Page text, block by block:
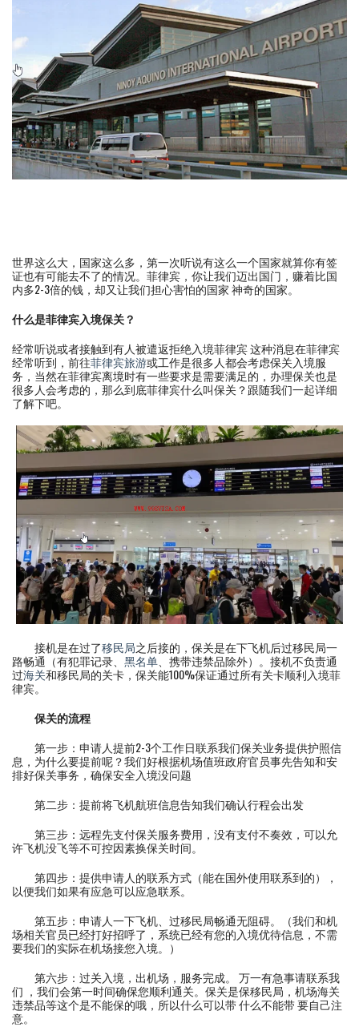
世界这么大，国家这么多，第一次听说有这么一个国家就算你有签
证也有可能去不了的情况。菲律宾，你让我们迈出国门，赚着比国
内多2-3倍的钱，却又让我们担心害怕的国家 神奇的国家。
什么是菲律宾入境保关？
经常听说或者接触到有人被遣返拒绝入境菲律宾 这种消息在菲律宾
经常听到，前往菲律宾旅游或工作是很多人都会考虑保关入境服
务，当然在菲律宾离境时有一些要求是需要满足的，办理保关也是
很多人会考虑的，那么到底菲律宾什么叫保关？跟随我们一起详细
了解下吧。
接机是在过了移民局之后接的，保关是在下飞机后过移民局一
路畅通（有犯罪记录、 黑名单 、携带违禁品除外）。接机不负责通
过海关和移民局的关卡，保关能100%保证通过所有关卡顺利入境菲
律宾。
保关的流程
第一步：申请人提前2-3个工作日联系我们保关业务提供护照信
息，为什么要提前呢？我们好根据机场值班政府官员事先告知和安
排好保关事务，确保安全入境没问题
第二步：提前将飞机航班信息告知我们确认行程会出发
第三步：远程先支付保关服务费用，没有支付不奏效，可以允
许飞机没飞等不可控因素换保关时间。
第四步：提供申请人的联系方式（能在国外使用联系到的），
以便我们如果有应急可以应急联系。
第五步：申请人一下飞机、过移民局畅通无阻碍。（我们和机
场相关官员已经打好招呼了，系统已经有您的入境优待信息，不需
要我们的实际在机场接您入境。）
第六步：过关入境，出机场，服务完成。 万一有急事请联系我
们 ，我们会第一时间确保您顺利通关。保关是保移民局，机场海关
违禁品等这个是不能保的哦，所以什么可以带 什么不能带 要自己注
意。